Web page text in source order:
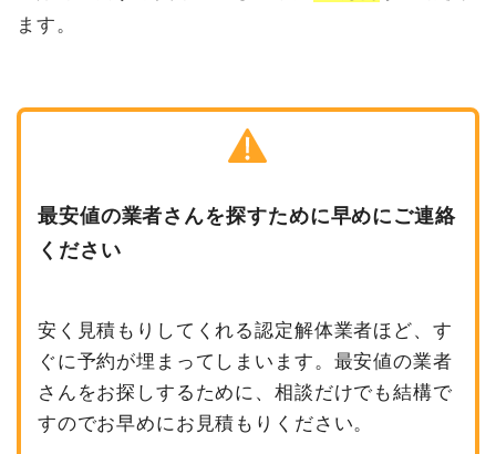
ます。
最安値の業者さんを探すために早めにご連絡
ください
安く見積もりしてくれる認定解体業者ほど、す
ぐに予約が埋まってしまいます。最安値の業者
さんをお探しするために、相談だけでも結構で
すのでお早めにお見積もりください。